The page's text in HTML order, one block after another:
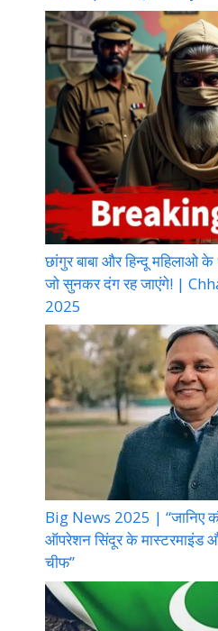
छांगुर बाबा और हिन्दू महिलाओ
जो सुनकर दंग रह जाएंगे! |
2025
Big News 2025 | “जानिए
ऑपरेशन सिंदूर के मास्टरमाइंड
चीफ”